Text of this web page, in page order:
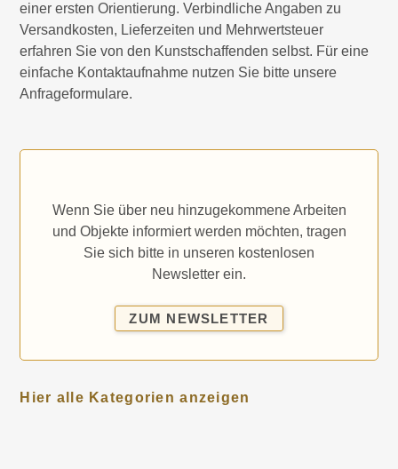
einer ersten Orientierung. Verbindliche Angaben zu
Versandkosten, Lieferzeiten und Mehrwertsteuer
erfahren Sie von den Kunstschaffenden selbst. Für eine
einfache Kontaktaufnahme nutzen Sie bitte unsere
Anfrageformulare.
Wenn Sie über neu hinzugekommene Arbeiten
und Objekte informiert werden möchten, tragen
Sie sich bitte in unseren kostenlosen
Newsletter ein.
ZUM NEWSLETTER
Hier alle Kategorien anzeigen